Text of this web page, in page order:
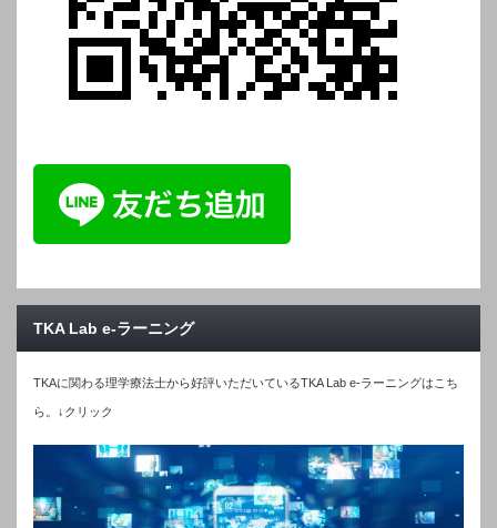
TKA Lab e-ラーニング
TKAに関わる理学療法士から好評いただいているTKA Lab e-ラーニングはこち
ら。↓クリック